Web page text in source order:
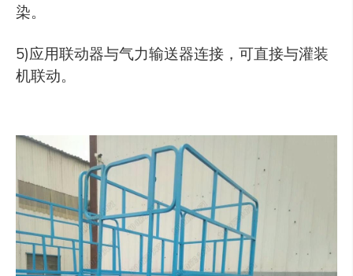
染。
5)应用联动器与气力输送器连接，可直接与灌装
机联动。